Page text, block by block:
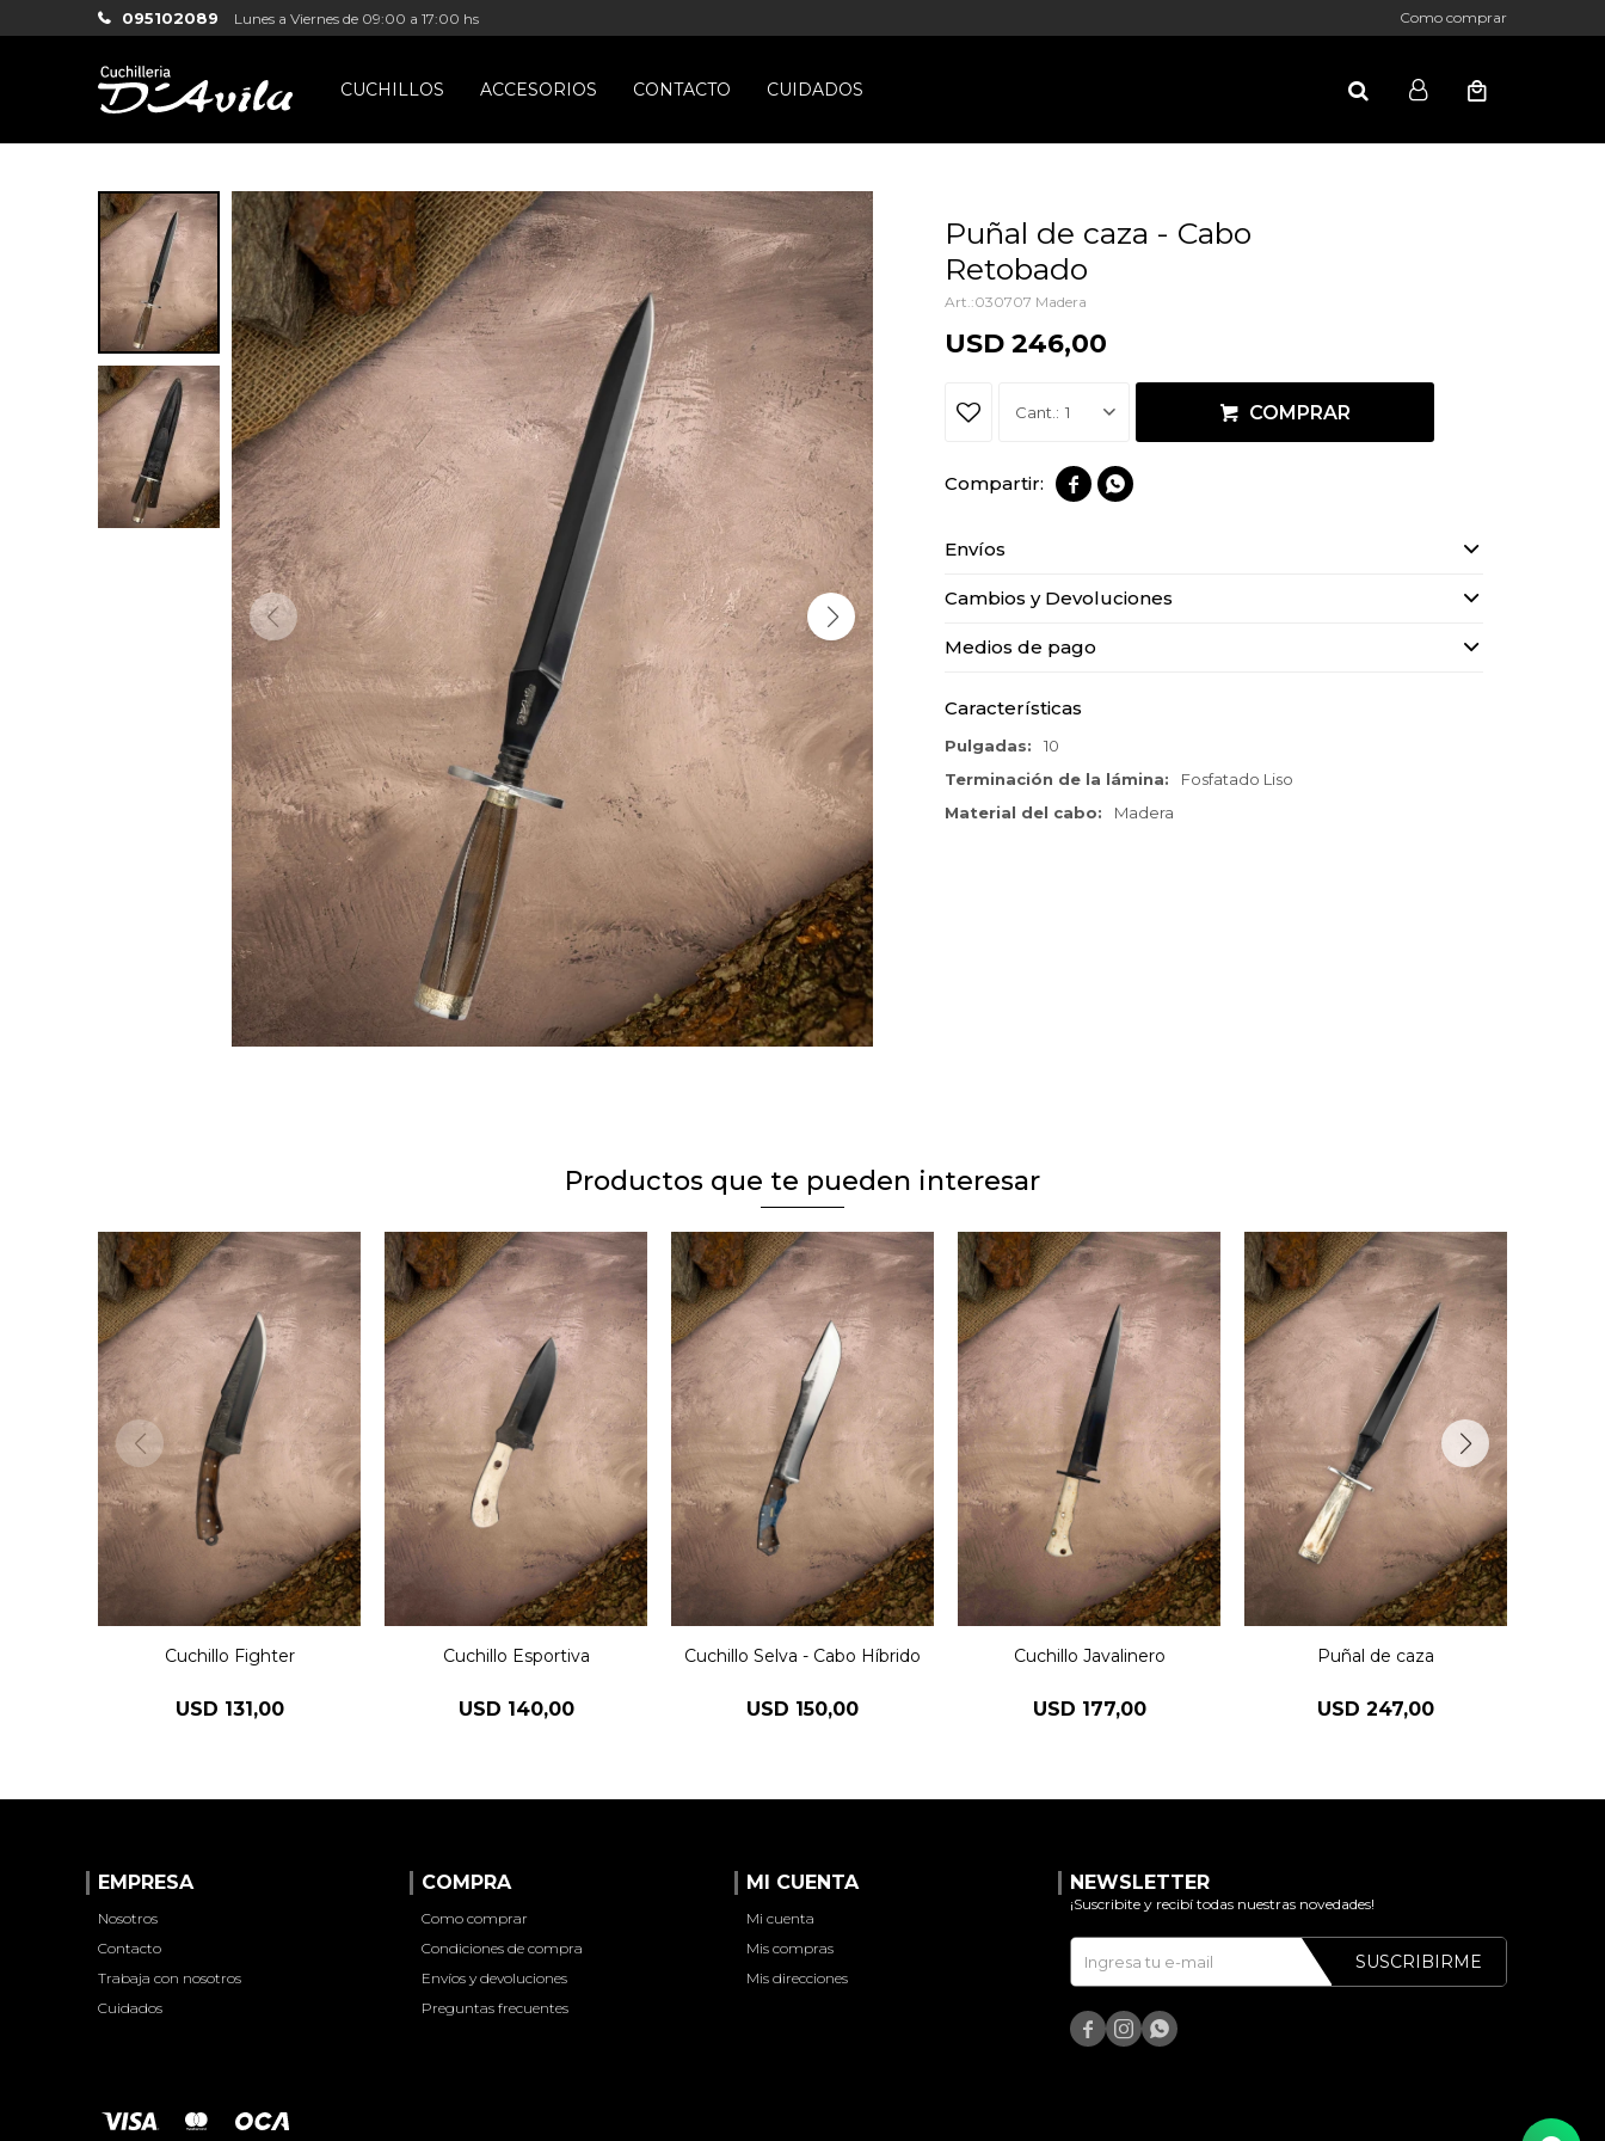
CUCHILLOS ACCESORIOS CONTACTO CUIDADOS
095102089 Lunes a Viernes de 09:00 a 17:00 hs Como comprar
Puñal de caza - Cabo
Retobado
030707 Madera
USD 246,00
1 COMPRAR
 
Envíos
Cambios y Devoluciones
Medios de pago
Características
Pulgadas
10
Terminación de la lámina
Fosfatado Liso
Material del cabo
Madera
Productos que te pueden interesar
Cuchillo Fighter
USD 131,00
Cuchillo Esportiva
USD 140,00
Cuchillo Selva - Cabo Híbrido
USD 150,00
Cuchillo Javalinero
USD 177,00
Puñal de caza
USD 247,00
EMPRESA
Nosotros
Contacto
Trabaja con nosotros
Cuidados
COMPRA
Como comprar
Condiciones de compra
Envíos y devoluciones
Preguntas frecuentes
MI CUENTA
Mi cuenta
Mis compras
Mis direcciones
NEWSLETTER
¡Suscribite y recibí todas nuestras novedades!
SUSCRIBIRME
  